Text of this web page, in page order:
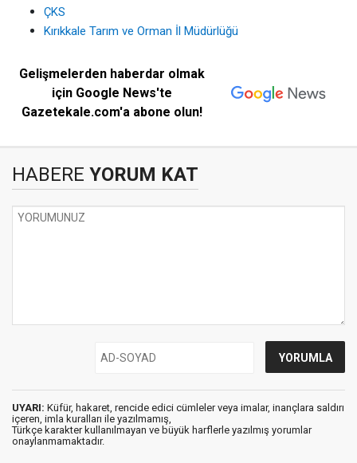
ÇKS
Kırıkkale Tarım ve Orman İl Müdürlüğü
Gelişmelerden haberdar olmak
için Google News'te
Gazetekale.com'a abone olun!
HABERE YORUM KAT
UYARI: Küfür, hakaret, rencide edici cümleler veya imalar, inançlara saldırı
içeren, imla kuralları ile yazılmamış,
Türkçe karakter kullanılmayan ve büyük harflerle yazılmış yorumlar
onaylanmamaktadır.